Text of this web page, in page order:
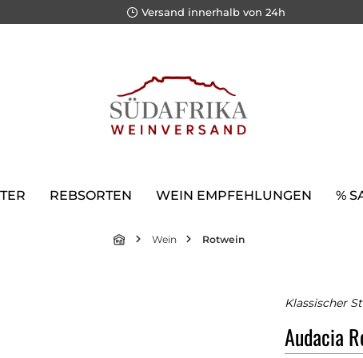
Versand innerhalb von 24h
REBSORTEN WEIN EMPFEHLUNGEN %
Wein Rotwein
Klassischer
Audacia